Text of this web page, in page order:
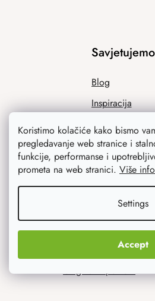
Koristimo kolačiće kako bismo
pregledavanje web stranice i
funkcije, performanse i
prometa na web stranici. Više
Settings
Accept
Blog
Inspiracija
Ono što vas
Originalni pokloni